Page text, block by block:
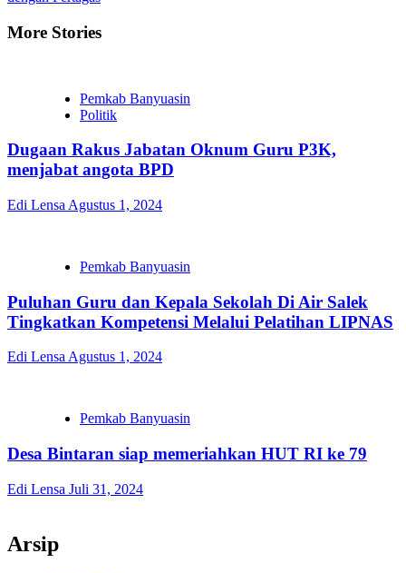
More Stories
Pemkab Banyuasin
Politik
Dugaan Rakus Jabatan Oknum Guru P3K,
menjabat angota BPD
Edi Lensa Agustus 1, 2024
Pemkab Banyuasin
Puluhan Guru dan Kepala Sekolah Di Air Salek
Tingkatkan Kompetensi Melalui Pelatihan LIPNAS
Edi Lensa Agustus 1, 2024
Pemkab Banyuasin
Desa Bintaran siap memeriahkan HUT RI ke 79
Edi Lensa Juli 31, 2024
Arsip